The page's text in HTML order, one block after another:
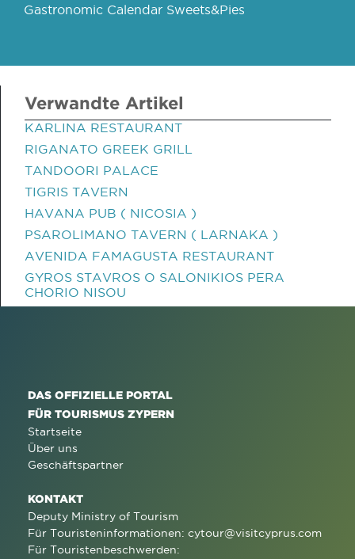
Gastronomic Calendar Sweets&Pies
Verwandte Artikel
KARLINA RESTAURANT
RIGANATO GREEK GRILL
TANDOORI PALACE
TIGRIS TAVERN
HAVANA PUB ( NICOSIA )
PSAROLIMANO TAVERN ( LARNAKA )
AVENIDA FAMAGUSTA RESTAURANT
GYROS STAVROS O SALONIKIOS PERA
CHORIO NISOU
DAS OFFIZIELLE PORTAL
FÜR TOURISMUS ZYPERN
Startseite
Über uns
Geschäftspartner
KONTAKT
Deputy Ministry of Tourism
Für Touristeninformationen: cytour@visitcyprus.com
Für Touristenbeschwerden: